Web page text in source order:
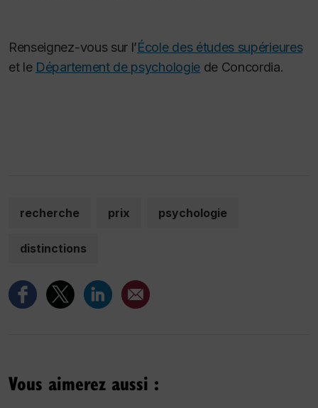
Renseignez-vous sur l’École des études supérieures
et le Département de psychologiede Concordia.
recherche prix psychologie
distinctions
Vous aimerez aussi :